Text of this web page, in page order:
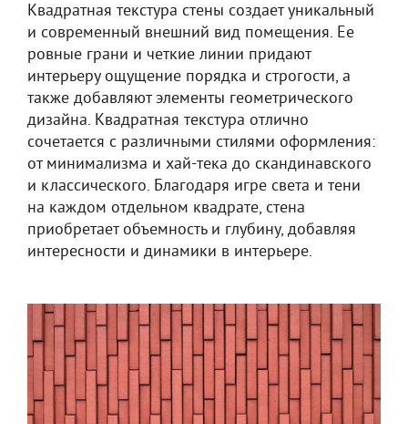
Квадратная текстура стены создает уникальный
и современный внешний вид помещения. Ее
ровные грани и четкие линии придают
интерьеру ощущение порядка и строгости, а
также добавляют элементы геометрического
дизайна. Квадратная текстура отлично
сочетается с различными стилями оформления:
от минимализма и хай-тека до скандинавского
и классического. Благодаря игре света и тени
на каждом отдельном квадрате, стена
приобретает объемность и глубину, добавляя
интересности и динамики в интерьере.